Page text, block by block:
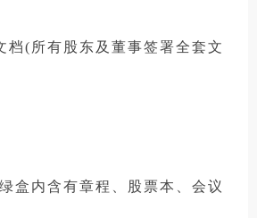
(所有股东及董事签署全套文
内含有章程、股票本、会议